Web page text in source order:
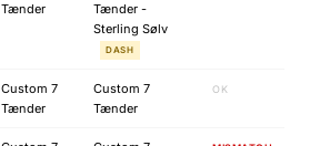
Tænder
Tænder -
Sterling Sølv
DASH
Custom 7
Tænder
Custom 7
Tænder
OK